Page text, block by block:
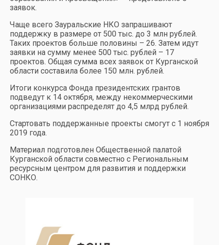
заявок.
Чаще всего Зауральские НКО запрашивают
поддержку в размере от 500 тыс. до 3 млн рублей.
Таких проектов больше половины – 26. Затем идут
заявки на сумму менее 500 тыс. рублей – 17
проектов. Общая сумма всех заявок от Курганской
области составила более 150 млн. рублей.
Итоги конкурса Фонда президентских грантов
подведут к 14 октября, между некоммерческими
организациями распределят до 4,5 млрд рублей.
Стартовать поддержанные проекты смогут с 1 ноября
2019 года.
Материал подготовлен Общественной палатой
Курганской области совместно с Региональным
ресурсным центром для развития и поддержки
СОНКО.